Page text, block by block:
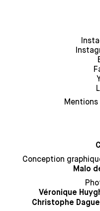
Mentions
Conception
Malo
Véronique
Christophe